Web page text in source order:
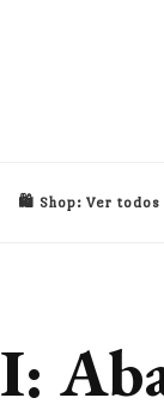
🛍️ Shop: Ver todos